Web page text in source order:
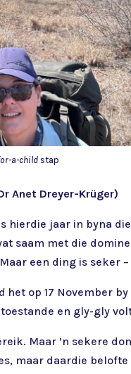
a-child stap
Anet Dreyer-Krüger)
hierdie jaar in byna
saam met die
een ding is seker
het op 17 November
en gly-gly
Maar ’n sekere
maar daardie